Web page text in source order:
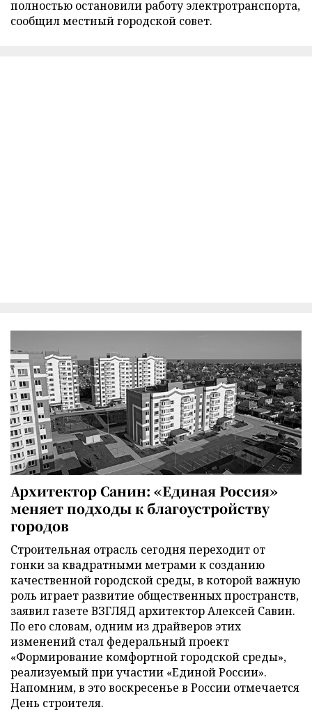
полностью остановили работу электротранспорта,
сообщил местный городской совет.
Архитектор Санин: «Единая Россия»
меняет подходы к благоустройству
городов
Строительная отрасль сегодня переходит от
гонки за квадратными метрами к созданию
качественной городской среды, в которой важную
роль играет развитие общественных пространств,
заявил газете ВЗГЛЯД архитектор Алексей Савин.
По его словам, одним из драйверов этих
изменений стал федеральный проект
«Формирование комфортной городской среды»,
реализуемый при участии «Единой России».
Напомним, в это воскресенье в России отмечается
День строителя.